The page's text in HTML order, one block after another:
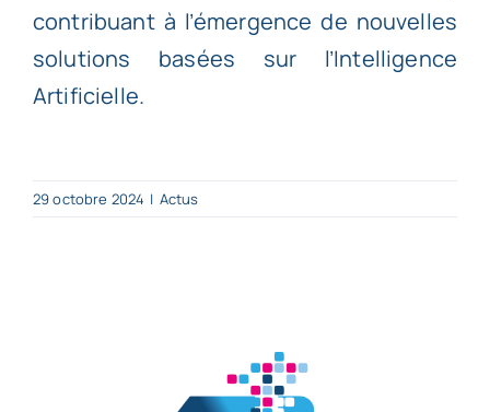
contribuant à l’émergence de nouvelles
solutions basées sur l’Intelligence
Artificielle.
29 octobre 2024 | Actus